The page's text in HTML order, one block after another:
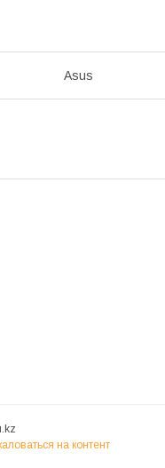
Asus
на контент